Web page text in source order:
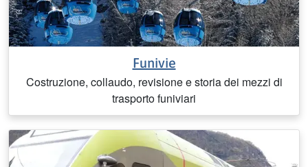
Funivie
Costruzione, collaudo, revisione e storia dei mezzi di
trasporto funiviari